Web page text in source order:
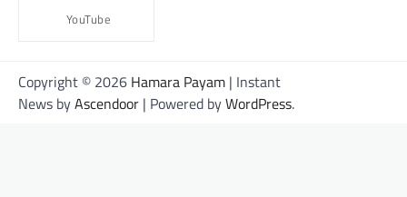
YouTube
Copyright © 2026 Hamara Payam | Instant
News byAscendoor | Powered byWordPress.